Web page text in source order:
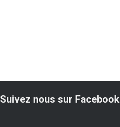
Suivez nous sur Facebook